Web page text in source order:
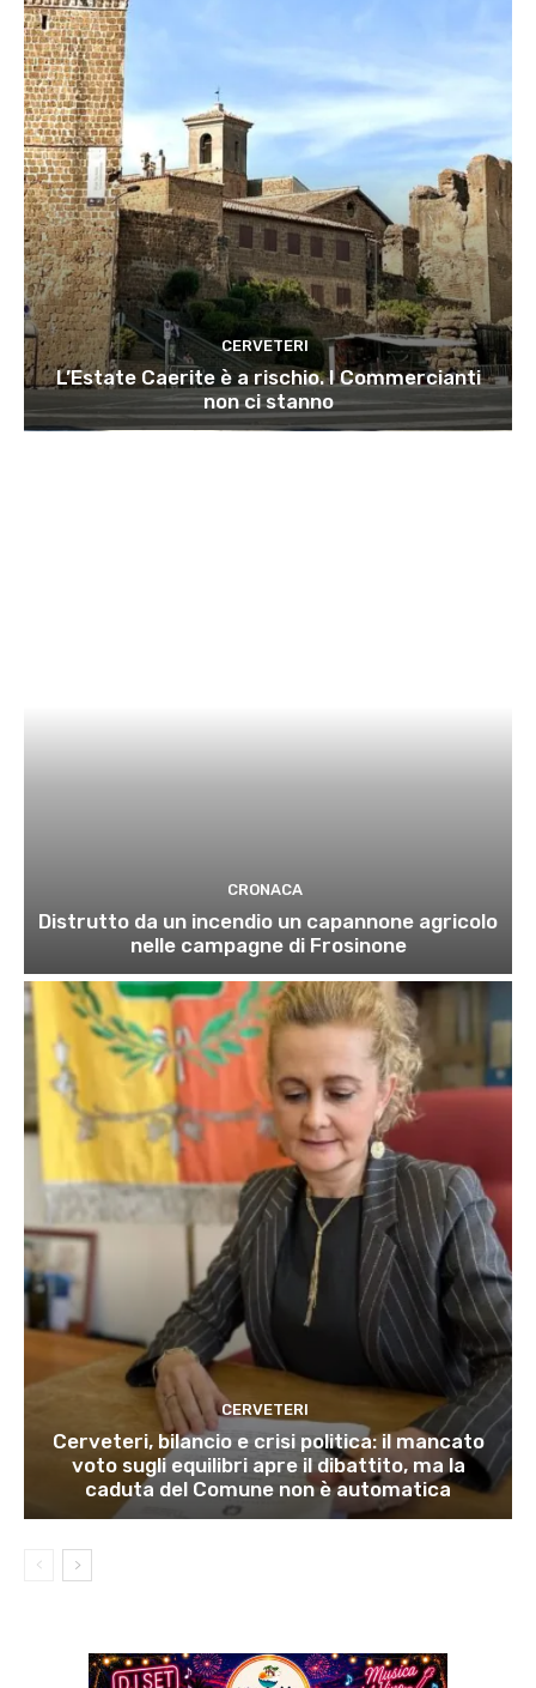
CERVETERI
L’Estate Caerite è a rischio. I Commercianti
non ci stanno
CRONACA
Distrutto da un incendio un capannone agricolo
nelle campagne di Frosinone
CERVETERI
Cerveteri, bilancio e crisi politica: il mancato
voto sugli equilibri apre il dibattito, ma la
caduta del Comune non è automatica